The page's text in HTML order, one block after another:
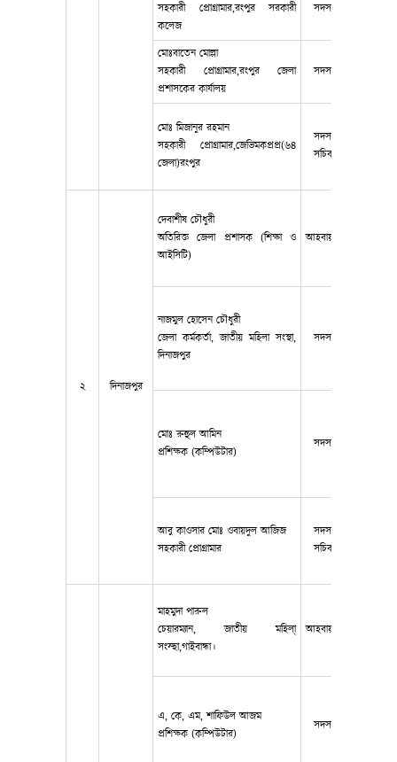
সহকারী প্রোগ্রামার,রংপুর সরকারী
কলেজ
সদস্য
মোঃবাতেন মোল্লা
সহকারী প্রোগ্রামার,রংপুর জেলা
প্রশাসকের কার্যালয়
সদস্য
মোঃ মিজানুর রহমান
সহকারী প্রোগ্রামার,জেভিমকপ্রপ্র(৬৪
জেলা)রংপুর
সদস্য
সচিব
২ দিনাজপুর
দেবাশীষ চৌধুরী
অতিরিক্ত জেলা প্রশাসক (শিক্ষা ও
আইসিটি)
আহবায়ক
নাজমুল হোসেন চৌধুরী
জেলা কর্মকর্তা, জাতীয় মহিলা সংস্থা,
দিনাজপুর
সদস্য
মোঃ রুহুল আমিন
প্রশিক্ষক (কম্পিউটার)
সদস্য
আবু কাওসার মোঃ ওবায়দুল আজিজ
সহকারী প্রোগ্রামার
সদস্য
সচিব
মাহমুদা পারুল
চেয়ারম্যান, জাতীয় মহিলা্
সংস্হা,গাইবান্ধা।
আহবায়ক
এ, কে, এম, শাফিউল আজম
প্রশিক্ষক (কম্পিউটার)
সদস্য